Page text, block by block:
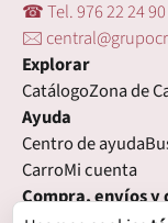
☎ Tel. 976 22 24 90
🖂
Explorar
CatálogoZona de
Ayuda
Centro de ayuda
CarroMi cuenta
Compra, envíos y